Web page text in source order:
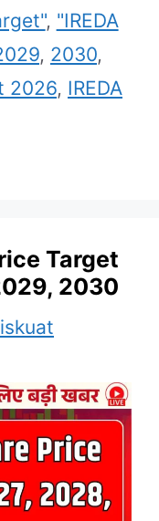
, "IREDA
, 2030,
2026, IREDA
Target
2030